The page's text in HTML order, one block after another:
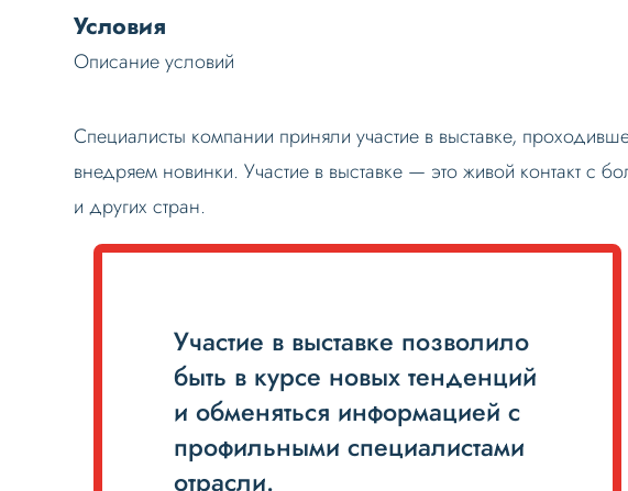
Условия
Описание условий
Специалисты компании приняли участие в выставке,
внедряем новинки. Участие в выставке — это живой контакт с
и других стран.
Участие в выставке позволило
быть в курсе новых тенденций
и обменяться информацией с
профильными специалистами
отрасли.